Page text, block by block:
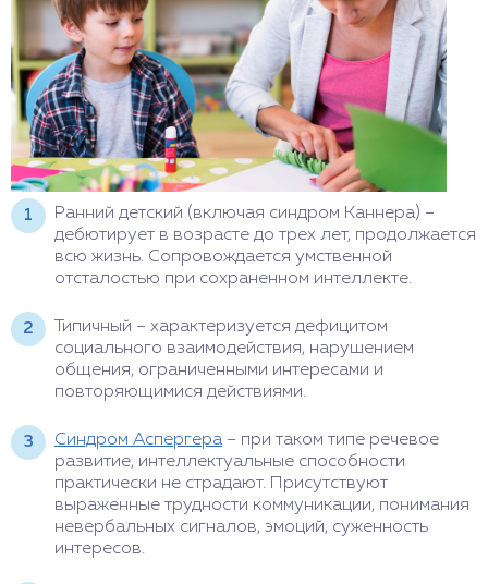
Ранний детский (включая синдром Каннера) –
дебютирует в возрасте до трех лет, продолжается
всю жизнь. Сопровождается умственной
отсталостью при сохраненном интеллекте.
Типичный – характеризуется дефицитом
социального взаимодействия, нарушением
общения, ограниченными интересами и
повторяющимися действиями.
Синдром Аспергера– при таком типе речевое
развитие, интеллектуальные способности
практически не страдают. Присутствуют
выраженные трудности коммуникации, понимания
невербальных сигналов, эмоций, суженность
интересов.